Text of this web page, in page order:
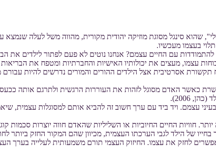
שהוא סינגל מסוגת מוזיקה יהודית מקורית, מהווה משל לעלה שנמצא
בעצמו מעכשיו.
להתמודדות עם החיים עצמם? אנחנו נוטים לא פעם לפתור לילדים את
עצמו, מעצים את יכולותיו האישיות והחברתיות ומטפח את הבריאות
אסרטיבית אצל הילדים ההורים והמורים נדרשים להיות עבורם
כאשר האדם מסוגל לזהות את העוררות הרגשית ולתרגם אותה
2006).
עצמם. ויד ביד עם ערך חשוב זה להביא אותם למסוגלות עצמית,
החיים החיוביות או השליליות שהאדם חווה יוצרות סכמות
של הילד לגבי הערכתו העצמית, מכיוון שהם המקור החזק ביותר
לחזק את עצמו. החיזוק העצמי תורם משמעותית לעלייה בערך